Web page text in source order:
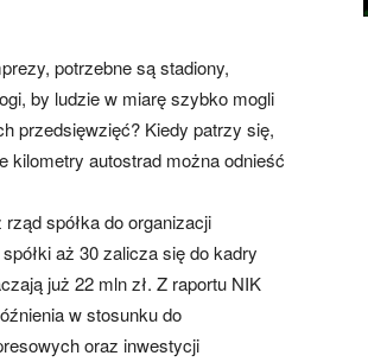
potrzebne są stadiony,
by ludzie w miarę szybko mogli
przedsięwzięć? Kiedy patrzy się,
kilometry autostrad można odnieść
spółka do organizacji
aż 30 zalicza się do kadry
już 22 mln zł. Z raportu NIK
w stosunku do
oraz inwestycji